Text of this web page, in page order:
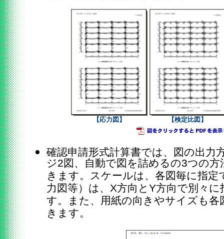
【応力図】 【検定比図】
確認申請形式計算書では、図の出力
ジ2図、自動で図を詰めるの3つの
きます。スケールは、各図毎に指定
力図等）は、X方向とY方向で別々
す。また、用紙の向きやサイズも
きます。